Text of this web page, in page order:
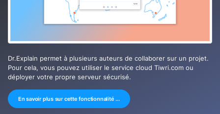
Dr.Explain permet à plusieurs auteurs de collaborer sur un projet.
Pour cela, vous pouvez utiliser le service cloud Tiwri.com ou
déployer votre propre serveur sécurisé.
En savoir plus sur cette fonctionnalité ...